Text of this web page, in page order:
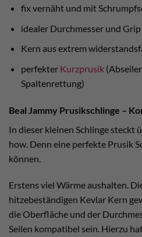
fix vernäht und mit
idealer Durchmesser und Grip
Kern aus extrem
perfekter Kurzprusik
Spaltenrettung)
Beal Jammy Prusikschlinge –
In dieser kleinen Schlinge steckt
how. Denn eine perfekte Prusik
können.
Erstens viel Wärme aushalten.
hitzebeständigen Kevlar Kern
die Oberfläche und der
Seilen kompatibel sein. Hierzu